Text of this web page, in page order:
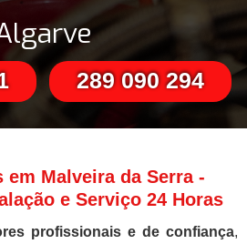
289 090 294
em Malveira da Serra -
e Serviço 24 Horas
profissionais e de confiança,